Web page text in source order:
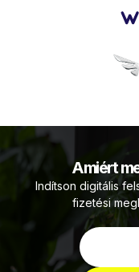
Amiért
Indítson digitális
fizetési